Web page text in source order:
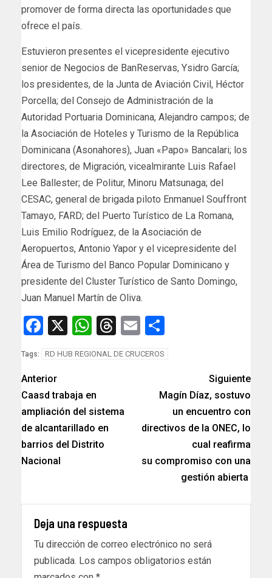
promover de forma directa las oportunidades que
ofrece el país.
Estuvieron presentes el vicepresidente ejecutivo
senior de Negocios de BanReservas, Ysidro García;
los presidentes, de la Junta de Aviación Civil, Héctor
Porcella; del Consejo de Administración de la
Autoridad Portuaria Dominicana, Alejandro campos; de
la Asociación de Hoteles y Turismo de la República
Dominicana (Asonahores), Juan «Papo» Bancalari; los
directores, de Migración, vicealmirante Luis Rafael
Lee Ballester; de Politur, Minoru Matsunaga; del
CESAC, general de brigada piloto Enmanuel Souffront
Tamayo, FARD; del Puerto Turístico de La Romana,
Luis Emilio Rodríguez, de la Asociación de
Aeropuertos, Antonio Yapor y el vicepresidente del
Área de Turismo del Banco Popular Dominicano y
presidente del Cluster Turístico de Santo Domingo,
Juan Manuel Martín de Oliva.
Facebook
X WhatsApp
Threads
Email
Tags: RD HUB REGIONAL DE CRUCEROS
Anterior
Caasd trabaja en
ampliación del sistema
de alcantarillado en
barrios del Distrito
Nacional
Siguiente
Magín Díaz, sostuvo
un encuentro con
directivos de la ONEC, lo
cual reafirma
su compromiso con una
gestión abierta
Deja una respuesta
Tu dirección de correo electrónico no será
publicada. Los campos obligatorios están